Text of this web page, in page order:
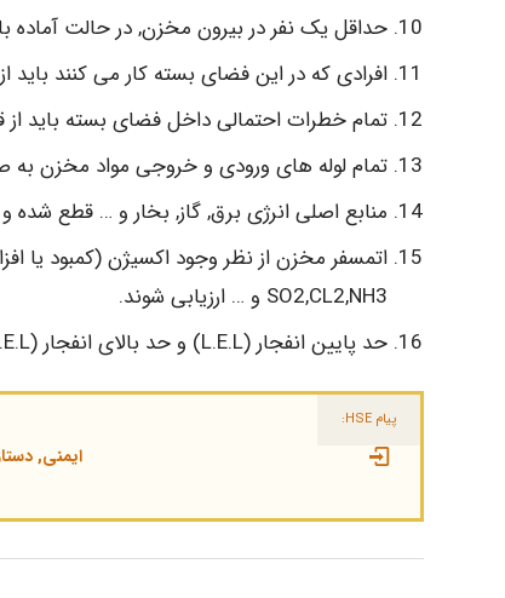
حداقل یک نفر در بیرون مخزن, در حالت آماده
افرادی که در این فضای بسته کار می کنند
تمام خطرات احتمالی داخل فضای بسته باید از
تمام لوله های ورودی و خروجی مواد مخزن به
منابع اصلی انرژی برق, گاز, بخار و … قطع
SO2,CL2,NH3 و … ارزیابی شوند.
حد پایین انفجار (L.E.L) و حد بالای انفجار (U.E.L) اتمسفر مشخص شود.
پیام HSE:
ایمنی,